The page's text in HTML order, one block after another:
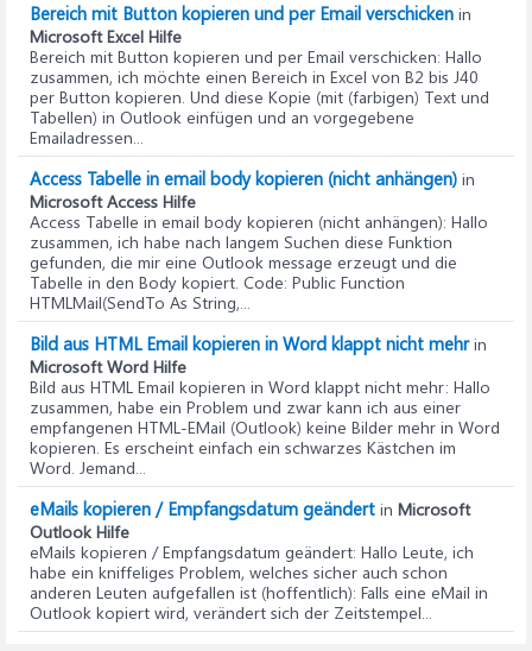
Bereich mit Button kopieren und per Email verschicken in
Microsoft Excel Hilfe
Bereich mit Button kopieren und per Email verschicken: Hallo
zusammen, ich möchte einen Bereich in Excel von B2 bis J40
per Button kopieren. Und diese Kopie (mit (farbigen) Text und
Tabellen) in Outlook einfügen und an vorgegebene
Emailadressen...
Access Tabelle in email body kopieren (nicht anhängen) in
Microsoft Access Hilfe
Access Tabelle in email body kopieren (nicht anhängen): Hallo
zusammen, ich habe nach langem Suchen diese Funktion
gefunden, die mir eine Outlook message erzeugt und die
Tabelle in den Body kopiert. Code: Public Function
HTMLMail(SendTo As String,...
Bild aus HTML Email kopieren in Word klappt nicht mehrin
Microsoft Word Hilfe
Bild aus HTML Email kopieren in Word klappt nicht mehr: Hallo
zusammen, habe ein Problem und zwar kann ich aus einer
empfangenen HTML-EMail (Outlook) keine Bilder mehr in Word
kopieren. Es erscheint einfach ein schwarzes Kästchen im
Word. Jemand...
eMails kopieren / Empfangsdatum geändert in Microsoft
Outlook Hilfe
eMails kopieren / Empfangsdatum geändert: Hallo Leute, ich
habe ein kniffeliges Problem, welches sicher auch schon
anderen Leuten aufgefallen ist (hoffentlich): Falls eine eMail in
Outlook kopiert wird, verändert sich der Zeitstempel...